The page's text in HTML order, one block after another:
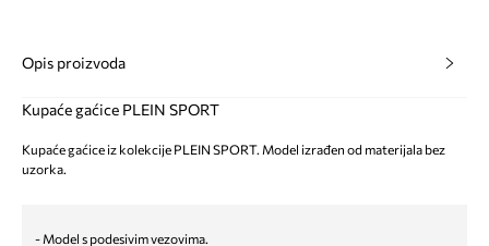
Opis proizvoda
Kupaće gaćice PLEIN SPORT
Kupaće gaćice iz kolekcije PLEIN SPORT. Model izrađen od materijala bez
uzorka.
- Model s podesivim vezovima.